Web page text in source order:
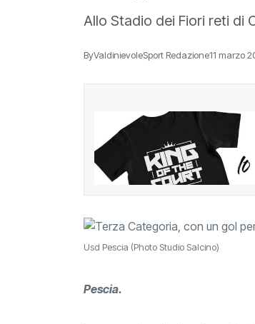
Allo Stadio dei Fiori reti di
ByValdinievoleSport Redazione11 marzo
Usd Pescia (Photo Studio Salcino)
Pescia.